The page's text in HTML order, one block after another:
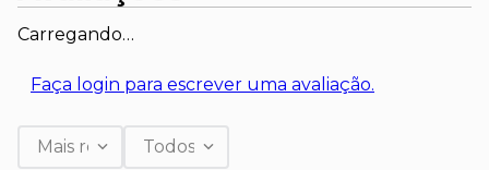
Carregando…
Faça login para escrever uma avaliação.
Mais recentesTodos